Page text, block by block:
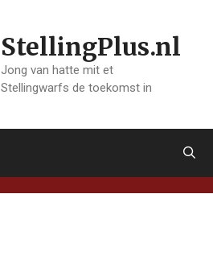
StellingPlus.nl
Jong van hatte mit et
Stellingwarfs de toekomst in